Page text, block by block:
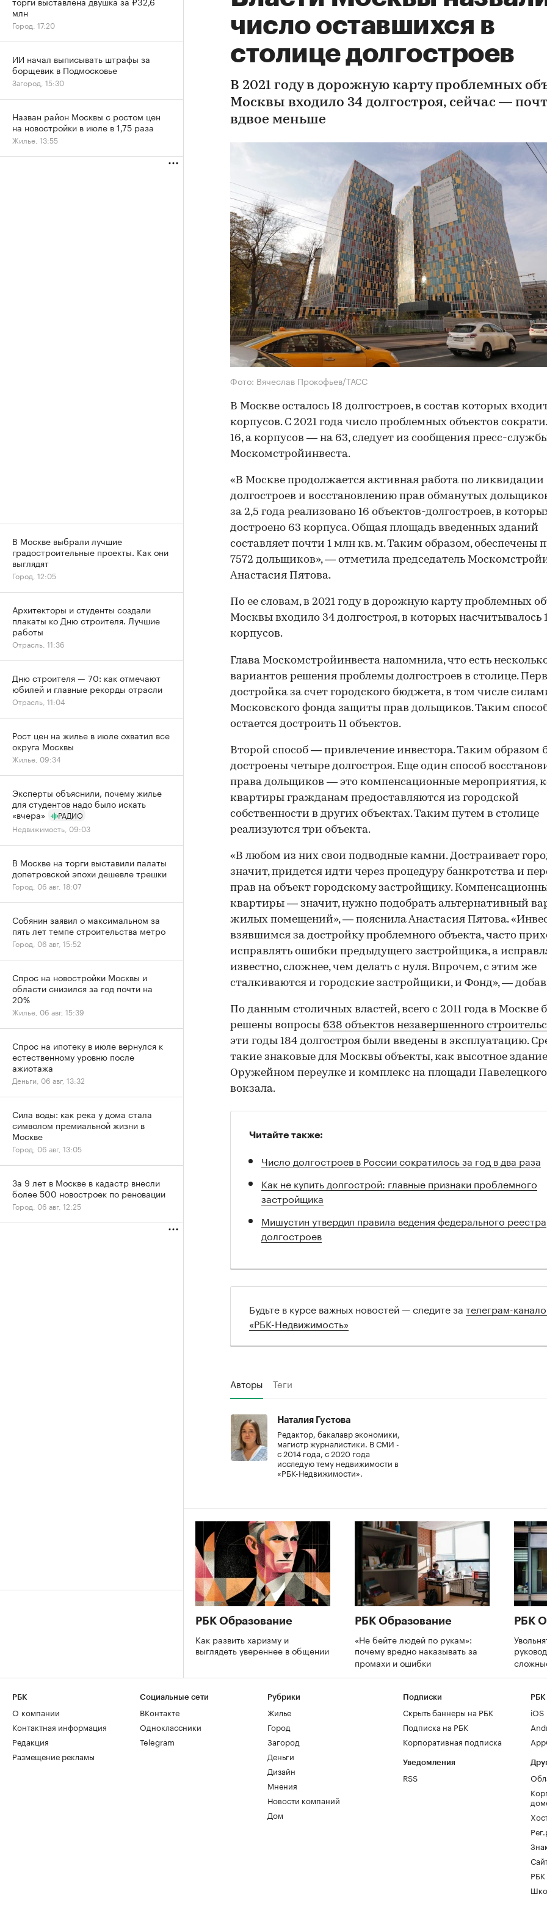
число оставшихся в
столице долгостроев
В 2021 году в дорожную карту проблемных
Москвы входило 34 долгостроя, сейчас —
вдвое меньше
Фото: Вячеслав Прокофьев/ТАСС
В Москве осталось 18 долгостроев, в состав которых
корпусов. С 2021 года число проблемных объектов
16, а корпусов — на 63, следует из сообщения пресс-
Москомстройинвеста.
«В Москве продолжается активная работа по ликвидации
долгостроев и восстановлению прав обманутых
за 2,5 года реализовано 16 объектов-долгостроев, в
достроено 63 корпуса. Общая площадь введенных зданий
составляет почти 1 млн кв. м. Таким образом, обеспечены
7572 дольщиков», — отметила председатель
Анастасия Пятова.
По ее словам, в 2021 году в дорожную карту проблемных
Москвы входило 34 долгостроя, в которых насчитывалось
корпусов.
Глава Москомстройинвеста напомнила, что есть
вариантов решения проблемы долгостроев в столице.
достройка за счет городского бюджета, в том числе
Московского фонда защиты прав дольщиков. Таким
остается достроить 11 объектов.
Второй способ — привлечение инвестора. Таким образом
достроены четыре долгостроя. Еще один способ
права дольщиков — это компенсационные мероприятия,
квартиры гражданам предоставляются из городской
собственности в других объектах. Таким путем в столице
реализуются три объекта.
«В любом из них свои подводные камни. Достраивает
значит, придется идти через процедуру банкротства и
прав на объект городскому застройщику.
квартиры — значит, нужно подобрать альтернативный
жилых помещений», — пояснила Анастасия Пятова.
взявшимся за достройку проблемного объекта, часто
исправлять ошибки предыдущего застройщика, а
известно, сложнее, чем делать с нуля. Впрочем, с этим же
сталкиваются и городские застройщики, и Фонд», —
По данным столичных властей, всего с 2011 года в Москве
решены вопросы 638 объектов незавершенного
эти годы 184 долгостроя были введены в эксплуатацию.
такие знаковые для Москвы объекты, как высотное
Оружейном переулке и комплекс на площади Павелецкого
вокзала.
Читайте также:
Число долгостроев в России сократилось за год в два раза
Как не купить долгострой: главные признаки проблемного
застройщика
Мишустин утвердил правила ведения федерального реестра
долгостроев
Будьте в курсе важных новостей — следите за телеграм-
«РБК-Недвижимость»
Авторы Теги
Наталия Густова
Редактор, бакалавр экономики,
магистр журналистики. В СМИ -
с 2014 года, с 2020 года
исследую тему недвижимости в
«РБК-Недвижимости».
РБК Образование
Как развить харизму и
выглядеть увереннее в общении
РБК Образование
«Не бейте людей по рукам»:
почему вредно наказывать за
промахи и ошибки
РБК
млн
Город, 17:20
ИИ начал выписывать штрафы за
борщевик в Подмосковье
Загород, 15:30
Назван район Москвы с ростом цен
на новостройки в июле в 1,75 раза
Жилье, 13:55
В Москве выбрали лучшие
градостроительные проекты. Как они
выглядят
Город, 12:05
Архитекторы и студенты создали
плакаты ко Дню строителя. Лучшие
работы
Отрасль, 11:36
Дню строителя — 70: как отмечают
юбилей и главные рекорды отрасли
Отрасль, 11:04
Рост цен на жилье в июле охватил все
округа Москвы
Жилье, 09:34
Эксперты объяснили, почему жилье
для студентов надо было искать
«вчера»
РАДИО
Недвижимость, 09:03
В Москве на торги выставили палаты
допетровской эпохи дешевле трешки
Город, 06 авг, 18:07
Собянин заявил о максимальном за
пять лет темпе строительства метро
Город, 06 авг, 15:52
Спрос на новостройки Москвы и
области снизился за год почти на
20%
Жилье, 06 авг, 15:39
Спрос на ипотеку в июле вернулся к
естественному уровню после
ажиотажа
Деньги, 06 авг, 13:32
Сила воды: как река у дома стала
символом премиальной жизни в
Москве
Город, 06 авг, 13:05
За 9 лет в Москве в кадастр внесли
более 500 новостроек по реновации
Город, 06 авг, 12:25
РБК
О компании
Контактная информация
Редакция
Размещение рекламы
Социальные сети
ВКонтакте
Одноклассники
Telegram
Рубрики
Жилье
Город
Загород
Деньги
Дизайн
Мнения
Новости компаний
Дом
Подписки
Скрыть баннеры на РБК
Подписка на РБК
Корпоративная подписка
Уведомления
RSS
РБК
iOS